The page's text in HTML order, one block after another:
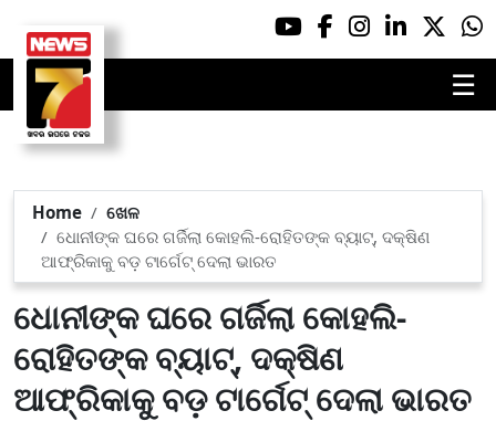
☰
Home
ଖେଳ
ଧୋନୀଙ୍କ ଘରେ ଗର୍ଜିଲା କୋହଲି-ରୋହିତଙ୍କ ବ୍ୟାଟ୍, ଦକ୍ଷିଣ
ଆଫ୍ରିକାକୁ ବଡ଼ ଟାର୍ଗେଟ୍ ଦେଲା ଭାରତ
ଧୋନୀଙ୍କ ଘରେ ଗର୍ଜିଲା କୋହଲି-
ରୋହିତଙ୍କ ବ୍ୟାଟ୍, ଦକ୍ଷିଣ
ଆଫ୍ରିକାକୁ ବଡ଼ ଟାର୍ଗେଟ୍ ଦେଲା ଭାରତ